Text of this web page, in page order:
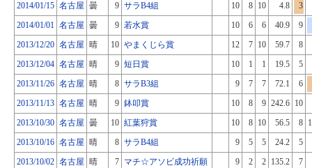
2014/01/15 名古屋 曇 9 サラB4組 10 8 10 4.8
3
2014/01/01 名古屋 曇 9 若水賞 10 6 6 40.9
9
2013/12/20 名古屋 晴 10 やまくじら賞 12 7 10 59.7
8
2013/12/04 名古屋 晴 9 短日賞 10 1 1 19.5
5
2013/11/26 名古屋 晴 8 サラB3組 9 7 7 72.1
6
2013/11/13 名古屋 晴 9 鉢叩賞 10 8 9 242.6 10
2013/10/30 名古屋 曇 10 紅葉狩賞 10 8 10 56.5 8
2013/10/16 名古屋 晴 8 サラB4組 9 5 5 24.2
5
2013/10/02 名古屋 晴 7 マチ☆アソビ成功祈願 9 2 2 135.2
7